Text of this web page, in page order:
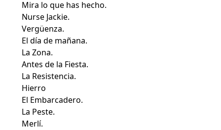
Mira lo que has hecho.
Nurse Jackie.
Vergüenza.
El día de mañana.
La Zona.
Antes de la Fiesta.
La Resistencia.
Hierro
El Embarcadero.
La Peste.
Merlí.